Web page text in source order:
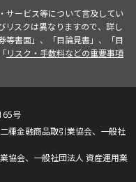
サービス等について言及してい
リスクは異なりますので、詳し
等書面」、「目論見書」、「目
リスク・手数料などの重要事項
号
種金融商品取引業協会、一般社
協会、一般社団法人 資産運用業